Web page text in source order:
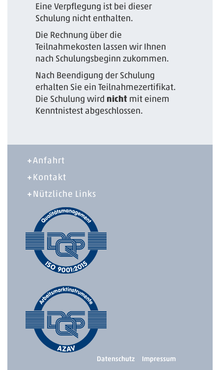
Eine Verpflegung ist bei dieser
Schulung nicht enthalten.
Die Rechnung über die
Teilnahmekosten lassen wir Ihnen
nach Schulungsbeginn zukommen.
Nach Beendigung der Schulung
erhalten Sie ein Teilnahmezertifikat.
Die Schulung wird nicht mit einem
Kenntnistest abgeschlossen.
Anfahrt
Kontakt
Nützliche Links
Impressum
Datenschutz